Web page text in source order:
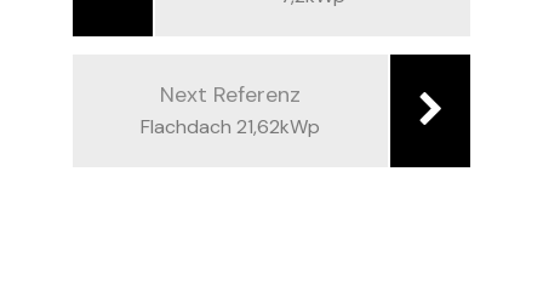
Next Referenz
Flachdach 21,62kWp